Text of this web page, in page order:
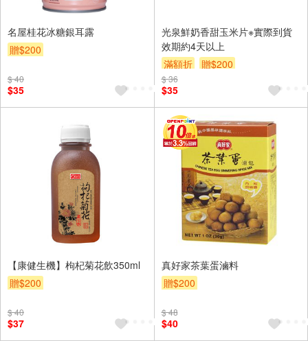
名屋桂花冰糖銀耳露
贈$200
$ 40
$35
光泉鮮奶香甜玉米片※實際到貨
效期約4天以上
滿額折
贈$200
$ 36
$35
【康健生機】枸杞菊花飲350ml
贈$200
$ 40
$37
真好家茶葉蛋滷料
贈$200
$ 48
$40